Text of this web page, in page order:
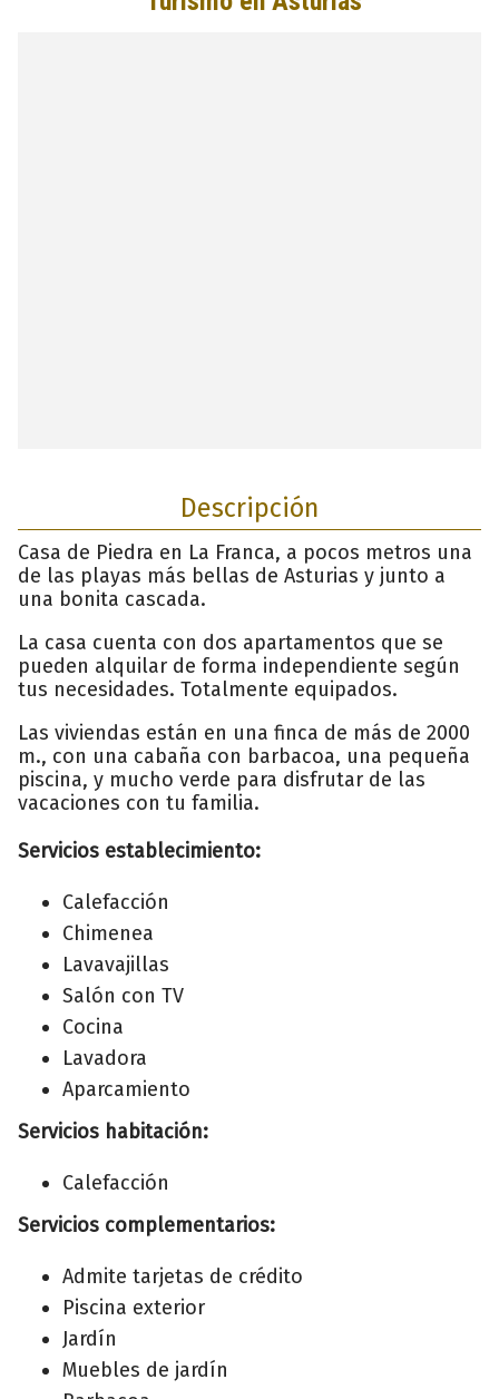
Descripción
Casa de Piedra en La Franca, a pocos metros una
de las playas más bellas de Asturias y junto a
una bonita cascada.
La casa cuenta con dos apartamentos que se
pueden alquilar de forma independiente según
tus necesidades. Totalmente equipados.
Las viviendas están en una finca de más de 2000
m., con una cabaña con barbacoa, una pequeña
piscina, y mucho verde para disfrutar de las
vacaciones con tu familia.
Servicios establecimiento:
Calefacción
Chimenea
Lavavajillas
Salón con TV
Cocina
Lavadora
Aparcamiento
Servicios habitación:
Calefacción
Servicios complementarios:
Admite tarjetas de crédito
Piscina exterior
Jardín
Muebles de jardín